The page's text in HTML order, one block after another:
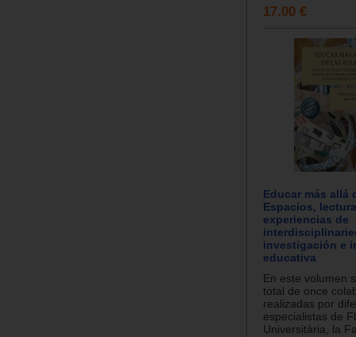
17.00 €
Educar más allá
Espacios,
experiencias de
investigación e
educativa
En este volumen
total de once
realizadas por
especialistas de
Universitària, la